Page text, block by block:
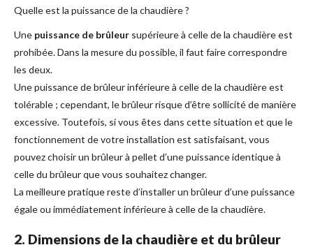
Quelle est la puissance de la chaudière ?
Une puissance de brûleur supérieure à celle de la chaudière est
prohibée. Dans la mesure du possible, il faut faire correspondre
les deux.
Une puissance de brûleur inférieure à celle de la chaudière est
tolérable ; cependant, le brûleur risque d’être sollicité de manière
excessive. Toutefois, si vous êtes dans cette situation et que le
fonctionnement de votre installation est satisfaisant, vous
pouvez choisir un brûleur à pellet d’une puissance identique à
celle du brûleur que vous souhaitez changer.
La meilleure pratique reste d’installer un brûleur d’une puissance
égale ou immédiatement inférieure à celle de la chaudière.
2. Dimensions de la chaudière et du brûleur